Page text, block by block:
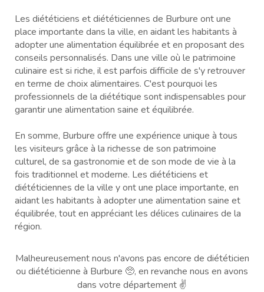
Les diététiciens et diététiciennes de Burbure ont une
place importante dans la ville, en aidant les habitants à
adopter une alimentation équilibrée et en proposant des
conseils personnalisés. Dans une ville où le patrimoine
culinaire est si riche, il est parfois difficile de s'y retrouver
en terme de choix alimentaires. C'est pourquoi les
professionnels de la diététique sont indispensables pour
garantir une alimentation saine et équilibrée.
En somme, Burbure offre une expérience unique à tous
les visiteurs grâce à la richesse de son patrimoine
culturel, de sa gastronomie et de son mode de vie à la
fois traditionnel et moderne. Les diététiciens et
diététiciennes de la ville y ont une place importante, en
aidant les habitants à adopter une alimentation saine et
équilibrée, tout en appréciant les délices culinaires de la
région.
Malheureusement nous n'avons pas encore de diététicien
ou diététicienne à Burbure 🥺, en revanche nous en avons
dans votre département ✌️